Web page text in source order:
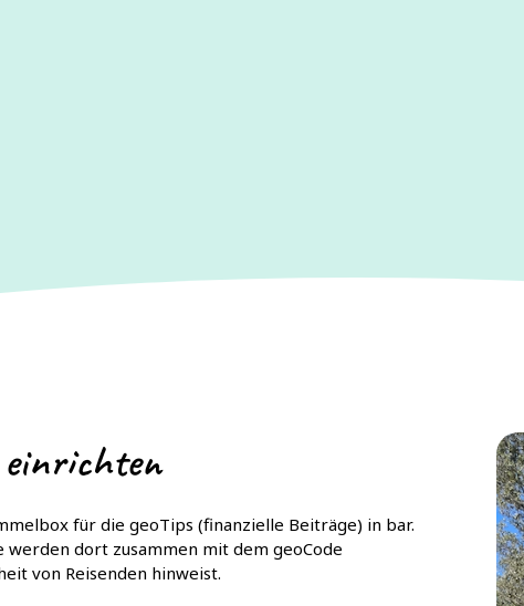
einrichten
für die geoTips (finanzielle Beiträge) in bar.
werden dort zusammen mit dem geoCode
von Reisenden hinweist.